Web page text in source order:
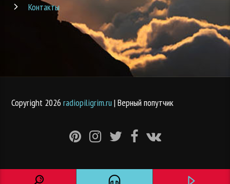
Контакты
Copyright 2026radiopiligrim.ru | Верный попутчик